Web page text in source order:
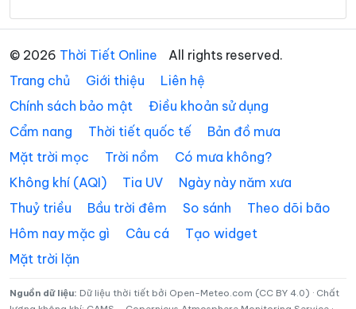
Xã Đắc Pring
Xã Đại Lộc Xã Điện Bàn Tây
Xã Đồng Dương Xã Đông Giang
Xã Đức Phú Xã Duy Nghĩa
Xã Hà Nha Xã Hiệp Đức
Xã Hòa Tiến
Xã Hùng Sơn Xã Khâm Đức
© 2026 Thời Tiết Online
All rights reserved.
Trang chủ
Giới thiệu
Liên hệ
Chính sách bảo mật
Điều khoản sử dụng
Cẩm nang
Thời tiết quốc tế
Bản đồ mưa
Mặt trời mọc
Trời nồm
Có mưa không?
Không khí (AQI)
Tia UV
Ngày này năm xưa
Thuỷ triều
Bầu trời đêm So sánh
Theo dõi bão
Hôm nay mặc gì
Câu cá
Tạo widget
Mặt trời lặn
Nguồn dữ liệu: Dữ liệu thời tiết bởi Open-Meteo.com (CC BY 4.0) · Chất